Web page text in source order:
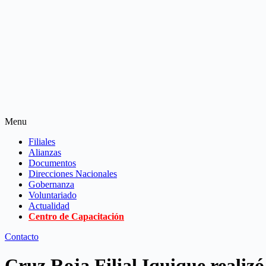
Menu
Filiales
Alianzas
Documentos
Direcciones Nacionales
Gobernanza
Voluntariado
Actualidad
Centro de Capacitación
Contacto